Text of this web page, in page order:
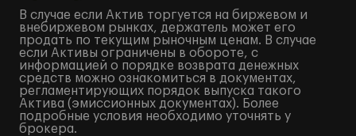
В случае если Актив торгуется на биржевом и
внебиржевом рынках, держатель может его
продать по текущим рыночным ценам. В случае
если Активы ограничены в обороте, с
информацией о порядке возврата денежных
средств можно ознакомиться в документах,
регламентирующих порядок выпуска такого
Актива (эмиссионных документах). Более
подробные условия необходимо уточнять у
брокера.